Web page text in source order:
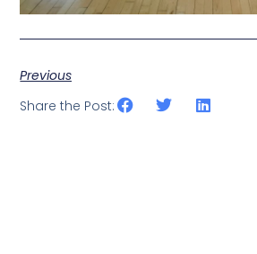
Previous
Share the Post: